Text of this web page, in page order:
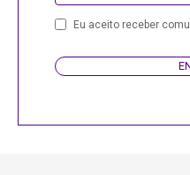
Eu aceito receber